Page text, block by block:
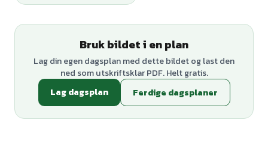
Bruk bildet i en plan
Lag din egen dagsplan med dette bildet og last den
ned som utskriftsklar PDF. Helt gratis.
Lag dagsplan
Ferdige dagsplaner